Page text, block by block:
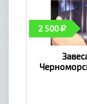
2 500